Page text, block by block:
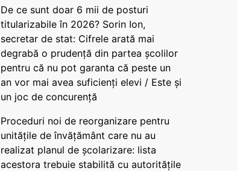
De ce sunt doar 6 mii de posturi
titularizabile în 2026? Sorin Ion,
secretar de stat: Cifrele arată mai
degrabă o prudență din partea școlilor
pentru că nu pot garanta că peste un
an vor mai avea suficienți elevi / Este și
un joc de concurență
Proceduri noi de reorganizare pentru
unitățile de învățământ care nu au
realizat planul de școlarizare: lista
acestora trebuie stabilită cu autoritățile